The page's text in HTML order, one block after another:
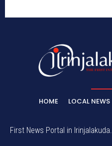
HOME LOCAL NEWS
First News Portal in Irinjalakuda.